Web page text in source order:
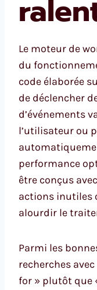
Le moteur de
du
code élaborée
de déclencher
d’événements
l’utilisateur ou
performance
être conçus
actions inutiles
alourdir le
Parmi les
recherches
for » plutôt que